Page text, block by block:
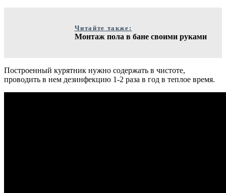
Читайте также:
Монтаж пола в бане своими руками
Построенный курятник нужно содержать в чистоте,
проводить в нем дезинфекцию 1-2 раза в год в теплое время.